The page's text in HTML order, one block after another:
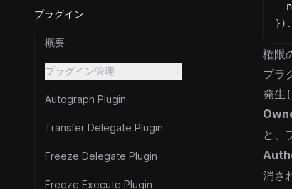
プラグイン
概要
プラグイン管理
Autograph Plugin
Transfer Delegate Plugin
Freeze Delegate Plugin
Freeze Execute Plugin
}) .
権限
プラ
発生
と、
消さ